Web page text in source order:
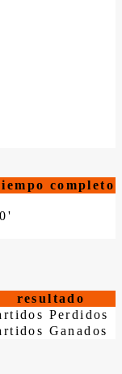
completo
resultado
Perdidos
Ganados